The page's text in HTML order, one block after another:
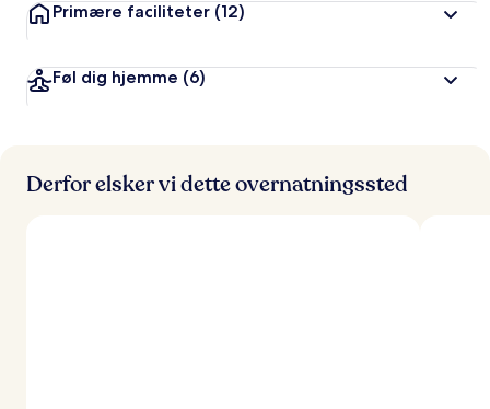
Primære faciliteter (12)
Føl dig hjemme (6)
Derfor elsker vi dette overnatningssted